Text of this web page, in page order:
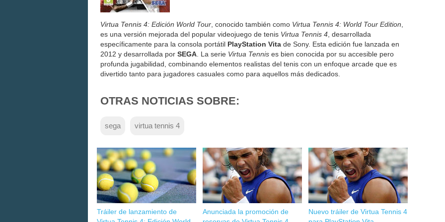
Virtua Tennis 4: Edición World Tour , conocido también como Virtua Tennis 4: World Tour Edition
es una versión mejorada del popular videojuego de tenis Virtua Tennis 4 , desarrollada
específicamente para la consola portátil PlayStation Vita de Sony. Esta edición fue lanzada en
2012 y desarrollada por SEGA . La serie Virtua Tennis es bien conocida por su accesible pero
profunda jugabilidad, combinando elementos realistas del tenis con un enfoque arcade que es
divertido tanto para jugadores casuales como para aquellos más dedicados.
OTRAS NOTICIAS SOBRE:
sega virtua tennis 4
Tráiler de lanzamiento de
Anunciada la promoción de
Nuevo tráiler de Virtua Tennis 4